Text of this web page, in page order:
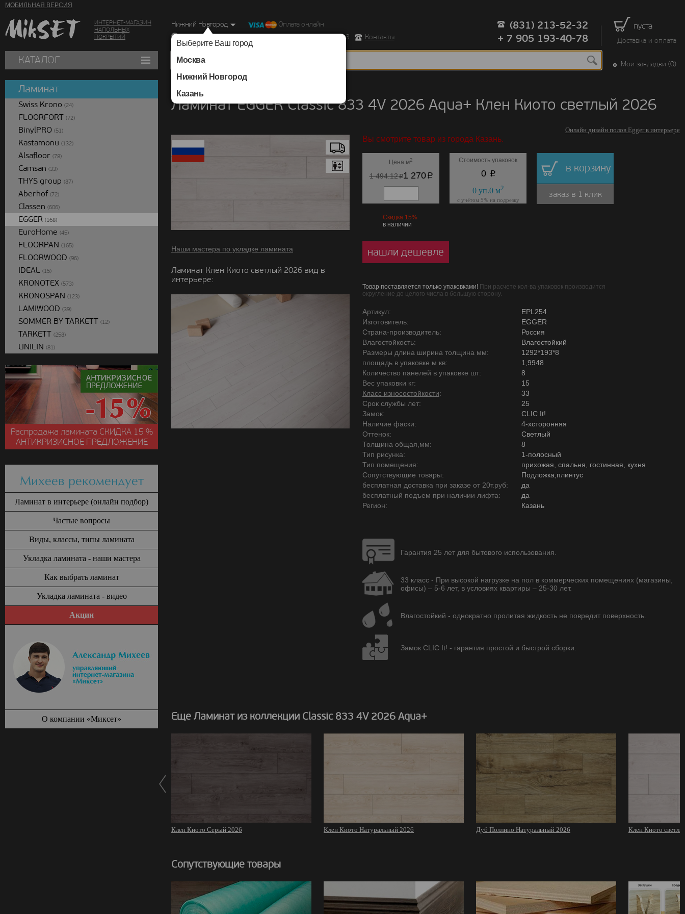
МОБИЛЬНАЯ ВЕРСИЯ
ИНТЕРНЕТ-МАГАЗИН
НАПОЛЬНЫХ
ПОКРЫТИЙ
пуста
Доставка и оплата
Нижний Новгород
Выберите Ваш город
Москва
Нижний Новгород
Казань
Оплата онлайн
г. Нижний Новгород, Ул. Республиканская д.43 корпус 3
Контакты
(831) 213-52-32
+ 7 905 193-40-78
КАТАЛОГ Мои закладки (0)
Ламинат EGGER Classic 833 4V 2026 Aqua+ Клен Киото светлый 2026
Онлайн дизайн полов Egger в интерьере
Наши мастера по укладке ламината
Ламинат Клен Киото светлый 2026 вид в
интерьере:
Вы смотрите товар из города Казань.
Цена м2
1 494.12p1 270p
Стоимость упаковок
0 p
0уп.0м2
с учётом 5% на подрезку
в корзину
заказ в 1 клик
Скидка 15%
в наличии
нашли дешевле
Товар поставляется только упаковками! При расчете кол-ва упаковок производится
округление до целого числа в большую сторону.
Артикул:
EPL254
Изготовитель:
EGGER
Страна-производитель:
Россия
Влагостойкость:
Влагостойкий
Размеры длина ширина толщина мм:
1292*193*8
площадь в упаковке м кв:
1,9948
Количество панелей в упаковке шт:
8
Вес упаковки кг:
15
Класс износостойкости:
33
Срок службы лет:
25
Замок:
CLIC It!
Наличие фаски:
4-хсторонняя
Оттенок:
Светлый
Толщина общая,мм:
8
Тип рисунка:
1-полосный
Тип помещения:
прихожая, спальня, гостинная, кухня
Сопутствующие товары:
Подложка,плинтус
бесплатная доставка при заказе от 20т.руб:
да
бесплатный подъем при наличии лифта:
да
Регион:
Казань
Гарантия 25 лет для бытового использования.
33 класс - При высокой нагрузке на пол в коммерческих помещениях (магазины,
офисы) – 5-6 лет, в условиях квартиры – 25-30 лет.
Влагостойкий - однократно пролитая жидкость не повредит поверхность.
Замок CLIC It! - гарантия простой и быстрой сборки.
Еще Ламинат из коллекции Classic 833 4V 2026 Aqua+
Клен Киото Серый 2026 Клен Киото Натуральный 2026 Дуб Поллино Натуральный 2026 Клен Киото
Сопутствующие товары
Ламинат
Swiss Krono (24)
FLOORFORT (72)
BinylPRO (51)
Kastamonu (132)
Alsafloor (78)
Camsan (33)
THYS group (87)
Aberhof (72)
Classen (606)
EGGER (168)
EuroHome (45)
FLOORPAN (165)
FLOORWOOD (96)
IDEAL (15)
KRONOTEX (573)
KRONOSPAN (123)
LAMIWOOD (39)
SOMMER BY TARKETT (12)
TARKETT (258)
UNILIN (81)
Распродажа ламината СКИДКА15 %
АНТИКРИЗИСНОЕ ПРЕДЛОЖЕНИЕ
Михеев рекомендует
Ламинат в интерьере (онлайн подбор)
Частые вопросы
Виды, классы, типы ламината
Укладка ламината - наши мастера
Как выбрать ламинат
Укладка ламината - видео
Акции
О компании «Миксет»